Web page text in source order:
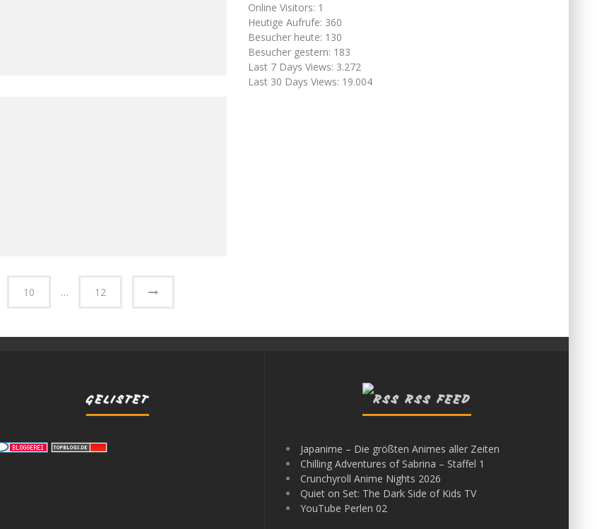
10 … 12
Online Visitors: 1
Heutige Aufrufe: 360
Besucher heute: 130
Besucher gestern: 183
Last 7 Days Views: 3.272
Last 30 Days Views: 19.004
GELISTET RSS FEED
Japanime – Die größten Animes aller Zeiten
Chilling Adventures of Sabrina – Staffel 1
Crunchyroll Anime Nights 2026
Quiet on Set: The Dark Side of Kids TV
YouTube Perlen 02